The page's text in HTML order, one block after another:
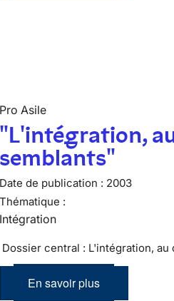
Pro Asile
"L'intégration,
semblants"
Date de publication : 2003
Thématique :
Intégration
Dossier central : L'intégration, au
En savoir plus